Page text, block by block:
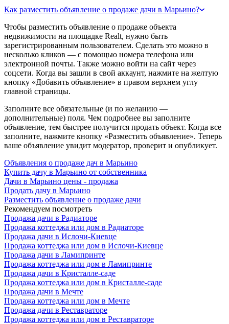
Как разместить объявление о продаже дачи в Марьино?
Чтобы разместить объявление о продаже объекта
недвижимости на площадке Realt, нужно быть
зарегистрированным пользователем. Сделать это можно в
несколько кликов — с помощью номера телефона или
электронной почты. Также можно войти на сайт через
соцсети. Когда вы зашли в свой аккаунт, нажмите на желтую
кнопку «Добавить объявление» в правом верхнем углу
главной страницы.
Заполните все обязательные (и по желанию —
дополнительные) поля. Чем подробнее вы заполните
объявление, тем быстрее получится продать объект. Когда все
заполните, нажмите кнопку «Разместить объявление». Теперь
ваше объявление увидит модератор, проверит и опубликует.
Объявления о продаже дач в Марьино
Купить дачу в Марьино от собственника
Дачи в Марьино цены - продажа
Продать дачу в Марьино
Разместить объявление о продаже дачи
Рекомендуем посмотреть
Продажа дачи в Радиаторе
Продажа коттеджа или дом в Радиаторе
Продажа дачи в Ислочи-Киевце
Продажа коттеджа или дом в Ислочи-Киевце
Продажа дачи в Ламипринте
Продажа коттеджа или дом в Ламипринте
Продажа дачи в Кристалле-саде
Продажа коттеджа или дом в Кристалле-саде
Продажа дачи в Мечте
Продажа коттеджа или дом в Мечте
Продажа дачи в Реставраторе
Продажа коттеджа или дом в Реставраторе